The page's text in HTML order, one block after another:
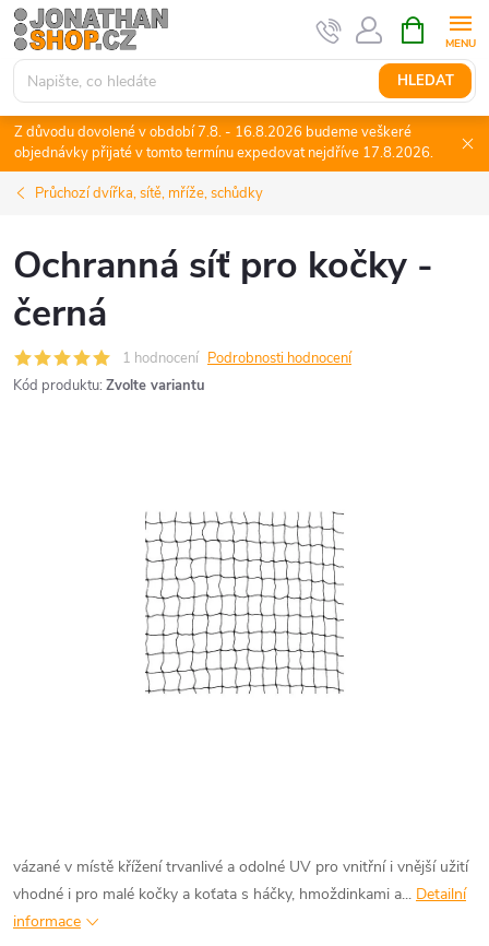
Přejít
na
obsah
HLEDAT
NÁKUPNÍ
KOŠÍK
Z důvodu dovolené v období 7.8. - 16.8.2026 budeme veškeré
objednávky přijaté v tomto termínu expedovat nejdříve 17.8.2026.
Průchozí dvířka, sítě, mříže, schůdky
Ochranná síť pro kočky -
černá
1 hodnocení Podrobnosti hodnocení
Kód produktu: Zvolte variantu
vázané v místě křížení trvanlivé a odolné UV pro vnitřní i vnější užití
vhodné i pro malé kočky a koťata s háčky, hmoždinkami a... Detailní
informace